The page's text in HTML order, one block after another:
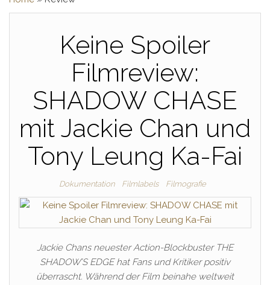
Keine Spoiler
Filmreview:
SHADOW CHASE
mit Jackie Chan und
Tony Leung Ka-Fai
Dokumentation Filmlabels Filmografie
Jackie Chans neuester Action-Blockbuster THE
SHADOW’S EDGE hat Fans und Kritiker positiv
überrascht. Während der Film beinahe weltweit